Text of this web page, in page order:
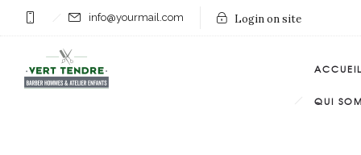
info@yourmail.com Login on site
QUI